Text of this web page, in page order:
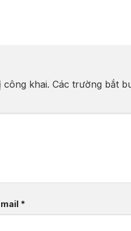
công khai. Các trường bắt
*